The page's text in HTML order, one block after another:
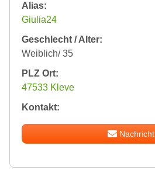
Alias:
Giulia24
Geschlecht / Alter:
Weiblich/ 35
PLZ Ort:
47533 Kleve
Kontakt:
Nachricht